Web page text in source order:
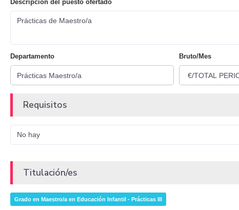
Descripción del puesto ofertado
Prácticas de Maestro/a
Departamento Bruto/Mes
Requisitos
No hay
Titulación/es
Grado en Maestro/a en Educación Infantil - Prácticas III